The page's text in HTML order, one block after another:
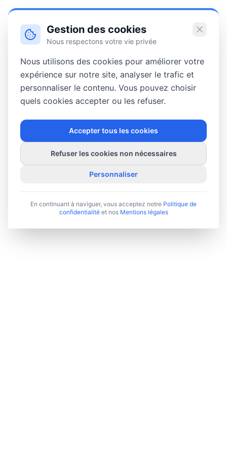
Gestion des cookies
Nous respectons votre vie privée
Nous utilisons des cookies pour améliorer votre
expérience sur notre site, analyser le trafic et
personnaliser le contenu. Vous pouvez choisir
quels cookies accepter ou les refuser.
Accepter tous les cookies
Refuser les cookies non nécessaires
Personnaliser
En continuant à naviguer, vous acceptez notre Politique de
confidentialité et nos Mentions légales